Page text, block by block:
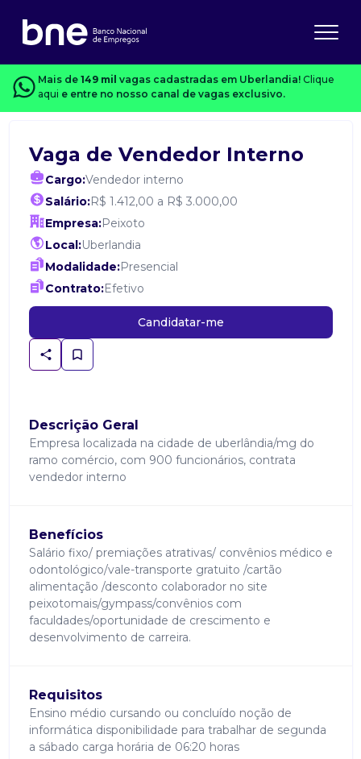
Mais de 149 mil vagas cadastradas em Uberlandia! Clique
aqui e entre no nosso canal de vagas exclusivo.
Vaga de Vendedor Interno
Cargo:Vendedor interno
Salário:R$ 1.412,00 a R$ 3.000,00
Empresa:Peixoto
Local:Uberlandia
Modalidade:Presencial
Contrato:Efetivo
Candidatar-me
Descrição Geral
Empresa localizada na cidade de uberlândia/mg do
ramo comércio, com 900 funcionários, contrata
vendedor interno
Benefícios
Salário fixo/ premiações atrativas/ convênios médico e
odontológico/vale-transporte gratuito /cartão
alimentação /desconto colaborador no site
peixotomais/gympass/convênios com
faculdades/oportunidade de crescimento e
desenvolvimento de carreira.
Requisitos
Ensino médio cursando ou concluído noção de
informática disponibilidade para trabalhar de segunda
a sábado carga horária de 06:20 horas